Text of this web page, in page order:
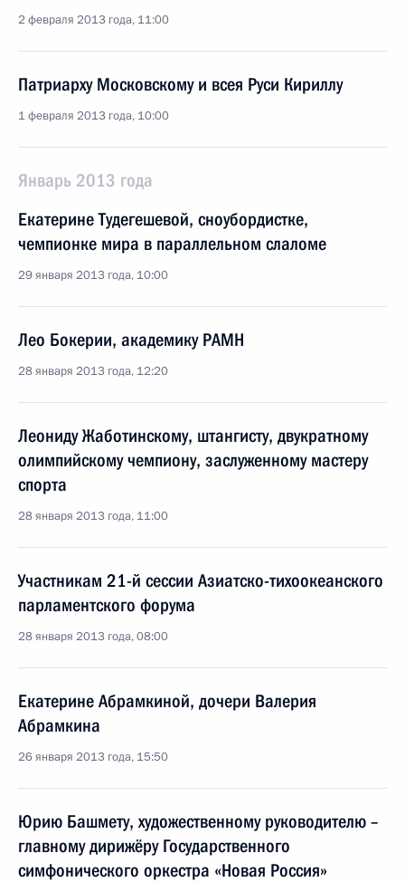
2 февраля 2013 года, 11:00
Патриарху Московскому и всея Руси Кириллу
1 февраля 2013 года, 10:00
Январь 2013 года
Екатерине Тудегешевой, сноубордистке,
чемпионке мира в параллельном слаломе
29 января 2013 года, 10:00
Лео Бокерии, академику РАМН
28 января 2013 года, 12:20
Леониду Жаботинскому, штангисту, двукратному
олимпийскому чемпиону, заслуженному мастеру
спорта
28 января 2013 года, 11:00
Участникам 21-й сессии Азиатско-тихоокеанского
парламентского форума
28 января 2013 года, 08:00
Екатерине Абрамкиной, дочери Валерия
Абрамкина
26 января 2013 года, 15:50
Юрию Башмету, художественному руководителю –
главному дирижёру Государственного
симфонического оркестра «Новая Россия»